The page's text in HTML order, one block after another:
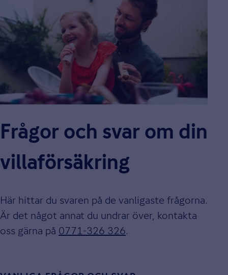
Frågor och svar om din
villaförsäkring
Här hittar du svaren på de vanligaste frågorna.
Är det något annat du undrar över, kontakta
oss gärna på 0771-326 326.